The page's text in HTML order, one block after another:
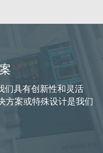
们具有创新性和灵活
方案或特殊设计是我们